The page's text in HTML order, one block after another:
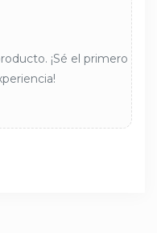
¡Sé el primero